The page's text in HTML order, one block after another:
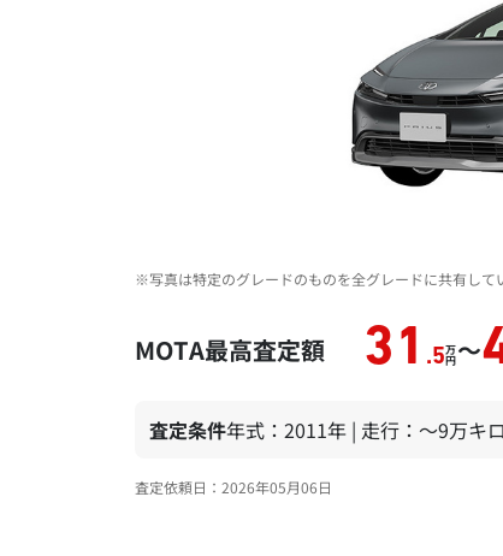
※写真は特定のグレードのものを全グレードに共有して
MOTA最高査定額 31 .5万
円～
査定条件年式：2011年 | 走行：～9万キ
査定依頼日：2026年05月06日